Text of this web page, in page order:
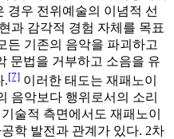
경우 전위예술의 이념적 선
과 감각적 경험 자체를 목표
든 기존의 음악을 파괴하고
문법을 거부하고 소음을 유
.[7] 이러한 태도는 재패노이
음악보다 행위로서의 소리
술적 측면에서도 재패노이
학 발전과 관계가 있다. 2차